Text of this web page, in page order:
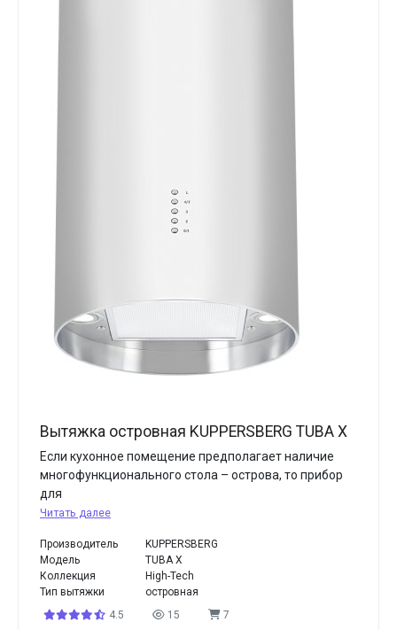
Вытяжка островная KUPPERSBERG TUBA X
Если кухонное помещение предполагает наличие
многофункционального стола – острова, то прибор
для
Читать далее
Производитель
KUPPERSBERG
Модель
TUBA X
Коллекция
High-Tech
Тип вытяжки
островная
4.5
15 7